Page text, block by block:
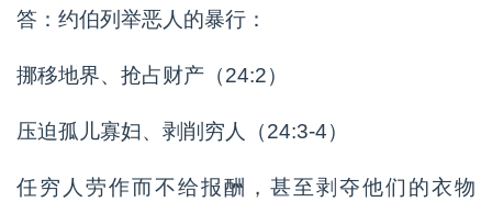
答：约伯列举恶人的暴行：
挪移地界、抢占财产（24:2）
压迫孤儿寡妇、剥削穷人（24:3-4）
任穷人劳作而不给报酬，甚至剥夺他们的衣物